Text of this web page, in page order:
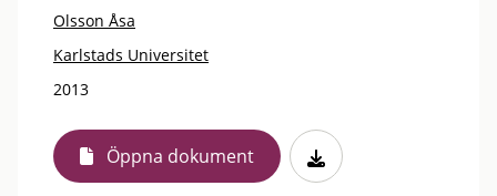
Olsson Åsa
Karlstads Universitet
2013
Öppna dokument